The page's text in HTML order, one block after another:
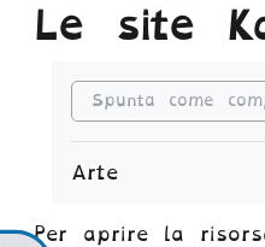
Le site
Spunta come
Arte
Per aprire la